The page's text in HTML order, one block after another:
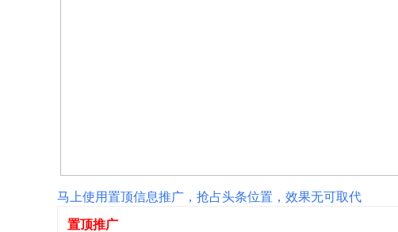
马上使用置顶信息推广，抢占头条位置，效果无可取代
置顶推广